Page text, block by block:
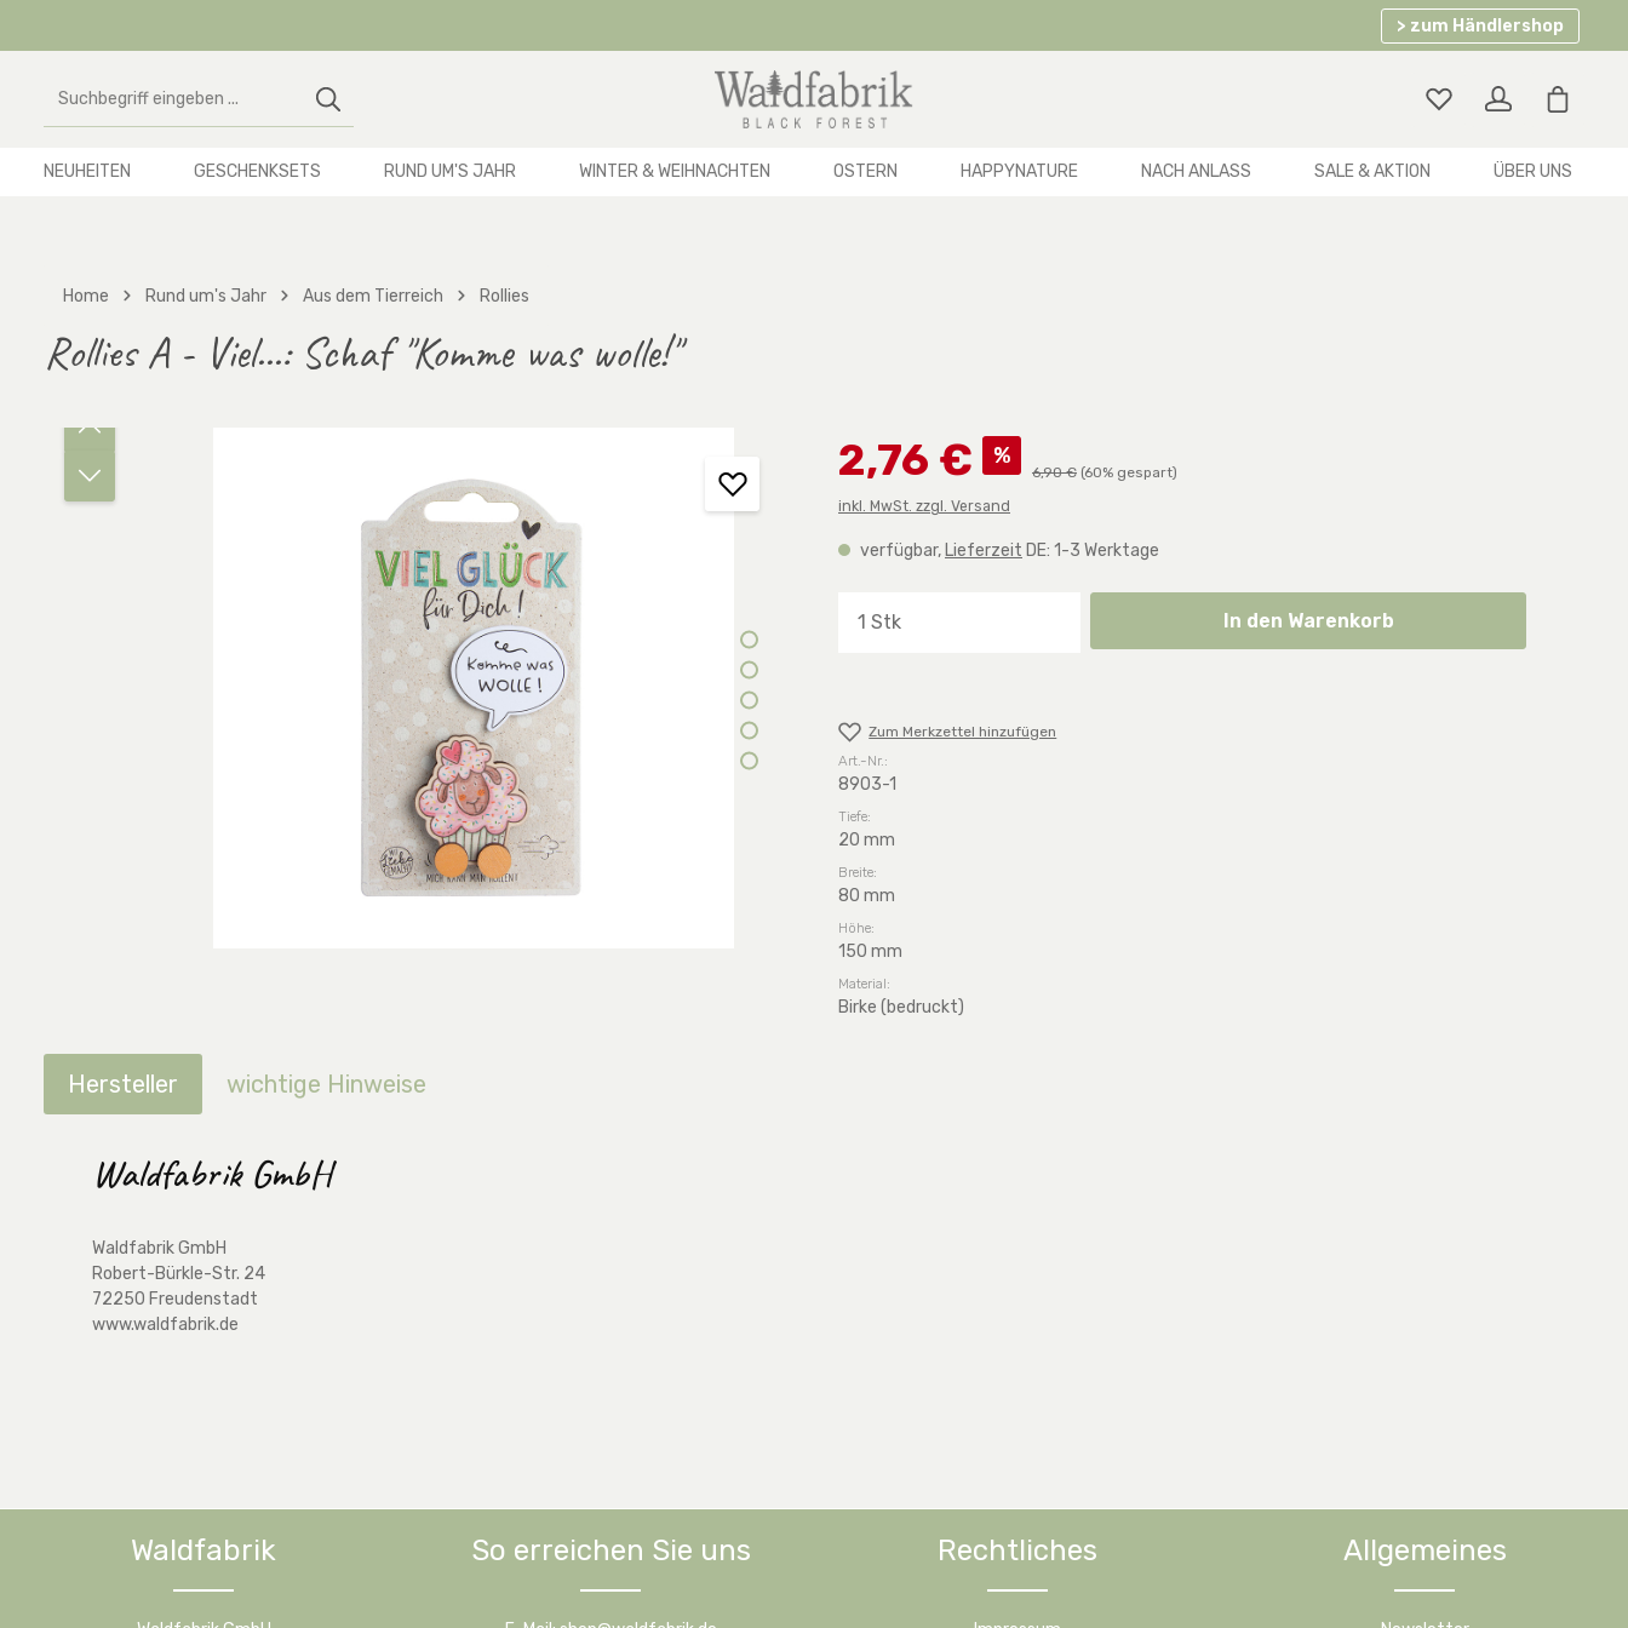
> zum Händlershop
NEUHEITEN GESCHENKSETS RUND UM'S JAHR WINTER & WEIHNACHTEN OSTERN HAPPYNATURE NACH ANLASS SALE & AKTION ÜBER UNS
Home Rund um's Jahr Aus dem Tierreich Rollies
Rollies A - Viel...: Schaf "Komme was wolle!"
Bildergalerie überspringen 2,76 € %
Regulärer Preis:
6,90 € (60% gespart)
inkl. MwSt. zzgl. Versand
verfügbar, Lieferzeit DE: 1-3 Werktage
Produkt Anzahl: Gib den gewünschten Wert ein oder
In den Warenkorb
Zum Merkzettel hinzufügen
Art.-Nr.:
8903-1
Tiefe:
20 mm
Breite:
80 mm
Höhe:
150 mm
Material:
Birke (bedruckt)
Hersteller wichtige Hinweise
Waldfabrik GmbH
Waldfabrik GmbH
Robert-Bürkle-Str. 24
72250 Freudenstadt
www.waldfabrik.de
Waldfabrik So erreichen Sie uns Rechtliches Allgemeines